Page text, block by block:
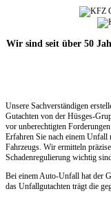
Wir sind seit über 50
Unsere Sachverständigen
Gutachten von der Hüsges-
vor unberechtigten
Erfahren Sie nach einem Unfall
Fahrzeugs. Wir ermitteln
Schadenregulierung wichtig
Bei einem Auto-Unfall hat der
das Unfallgutachten trägt die